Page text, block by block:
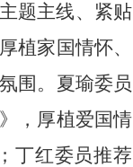
题主线、紧贴
植家国情怀、
围。夏瑜委员
，厚植爱国情
丁红委员推荐